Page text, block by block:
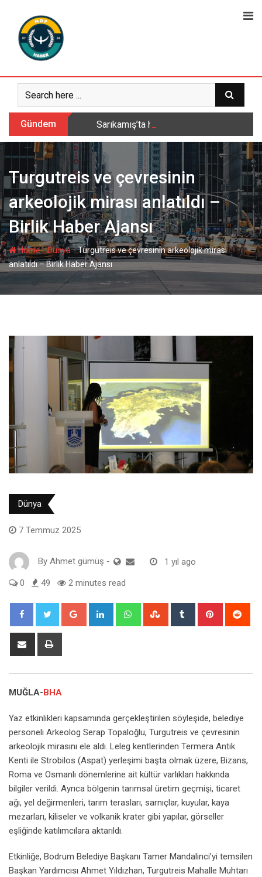
content
Gündem Sarıkamış’ta hanımlara yönelik
Turgutreis ve çevresinin
arkeolojik mirası anlatıldı –
Birlik Haber Ajansı
Home-Dünya-Turgutreis ve çevresinin arkeolojik mirası
anlatıldı – Birlik Haber Ajansı
Dünya
7 Temmuz 2025
By Ahmet gümüş - 1 yıl ago
0 49 2 minutes read
Google+ LinkedIn WhatsappStumbleUpon
Tumblr Pinterest
Share
MUĞLA-BHA
Yaz etkinlikleri kapsamında gerçekleştirilen söyleşide, belediye
personeli Arkeolog Serap Topaloğlu, Turgutreis ve çevresinin
arkeolojik mirasını ele aldı. Leleg kentlerinden Termera Antik
Kenti ile Strobilos (Aspat) yerleşimi başta olmak üzere, Bizans,
Roma ve Osmanlı dönemlerine ait kültür varlıkları hakkında
bilgiler verildi. Ayrıca bölgenin tarımsal üretim geçmişi, ticaret
ağı, yel değirmenleri, tarım terasları, sarnıçlar, kuyular, kaya
mezarları, kiliseler ve volkanik krater gibi yapılar, görseller
eşliğinde katılımcılara aktarıldı.
Etkinliğe, Bodrum Belediye Başkanı Tamer Mandalinci’yi temsilen
Başkan Yardımcısı Ahmet Yıldızhan, Turgutreis Mahalle Muhtarı